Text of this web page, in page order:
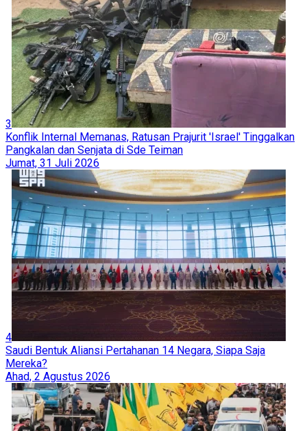
3
Konflik Internal Memanas, Ratusan Prajurit 'Israel' Tinggalkan
Pangkalan dan Senjata di Sde Teiman
Jumat, 31 Juli 2026
4
Saudi Bentuk Aliansi Pertahanan 14 Negara, Siapa Saja
Mereka?
Ahad, 2 Agustus 2026